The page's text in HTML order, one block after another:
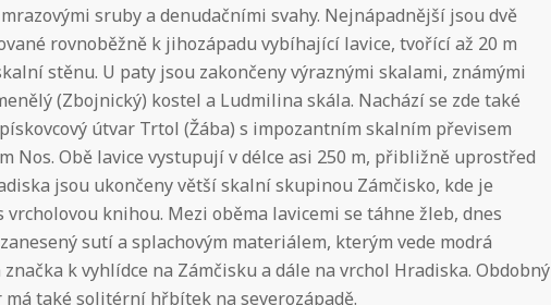
sruby a denudačními svahy. Nejnápadnější jsou dvě
rovnoběžně k jihozápadu vybíhající lavice, tvořící až 20 m
stěnu. U paty jsou zakončeny výraznými skalami, známými
(Zbojnický) kostel a Ludmilina skála. Nachází se zde také
útvar Trtol (Žába) s impozantním skalním převisem
Nos. Obě lavice vystupují v délce asi 250 m, přibližně uprostřed
jsou ukončeny větší skalní skupinou Zámčisko, kde je
vrcholovou knihou. Mezi oběma lavicemi se táhne žleb, dnes
sutí a splachovým materiálem, kterým vede modrá
k vyhlídce na Zámčisku a dále na vrchol Hradiska. Obdobný
má také solitérní hřbítek na severozápadě.